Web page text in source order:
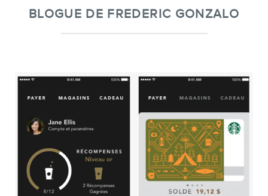
Équipe
SERVICES
BLOGUE DE FREDERIC GONZALO